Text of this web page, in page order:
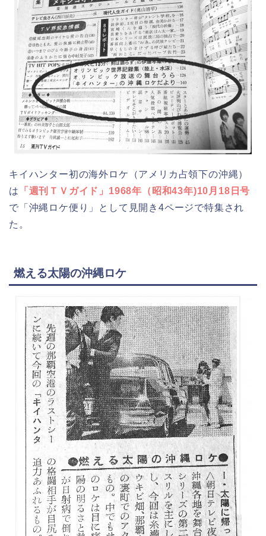
キイハンター初の海外ロケ（アメリカ占領下の沖縄）
は
「週刊ＴＶガイド」1968年（昭和43年)10月18日号
で「沖縄ロケ便り」として見開き4ページで特集され
た。
燃える太陽の沖縄ロケ